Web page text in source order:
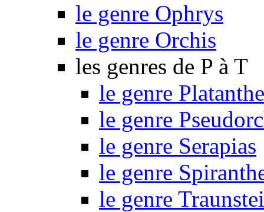
le genre Ophrys
le genre Orchis
les genres de P à T
le genre
le genre
le genre Serapias
le genre
le genre